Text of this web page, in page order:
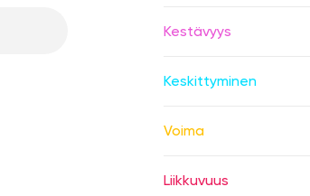
Kestävyys
Keskittyminen
Voima
Liikkuvuus